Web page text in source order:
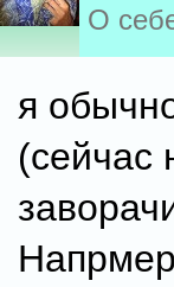
О
я
(сейчас